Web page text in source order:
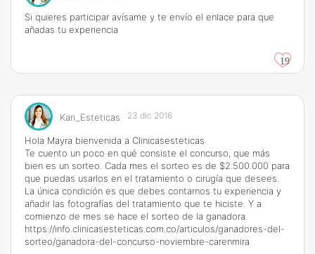
Si quieres participar avísame y te envío el enlace para que
añadas tu experiencia
19
Kari_Esteticas 23 dic 2016
Hola Mayra bienvenida a Clinicasesteticas
Te cuento un poco en qué consiste el concurso, que más
bien es un sorteo. Cada mes el sorteo es de $2.500.000 para
que puedas usarlos en el tratamiento o cirugía que desees.
La única condición es que debes contarnos tu experiencia y
añadir las fotografías del tratamiento que te hiciste. Y a
comienzo de mes se hace el sorteo de la ganadora.
https://info.clinicasesteticas.com.co/articulos/ganadores-del-
sorteo/ganadora-del-concurso-noviembre-carenmira